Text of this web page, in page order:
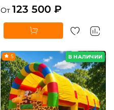
От 123 500 ₽
В НАЛИЧИИ
5